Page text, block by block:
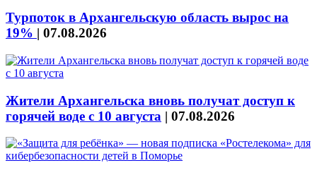
Турпоток в Архангельскую область вырос на
19% | 07.08.2026
Жители Архангельска вновь получат доступ к
горячей воде с 10 августа | 07.08.2026